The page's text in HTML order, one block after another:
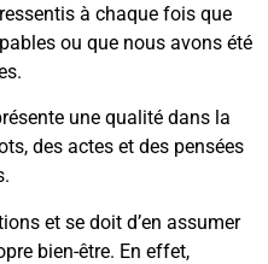
à chaque fois que
ou que nous avons été
une qualité dans la
des actes et des pensées
et se doit d’en assumer
bien-être. En effet,